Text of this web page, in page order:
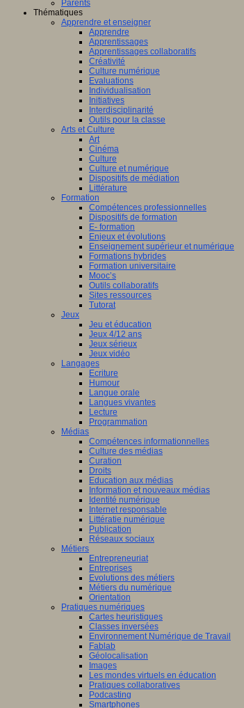
Parents
Thématiques
Apprendre et enseigner
Apprendre
Apprentissages
Apprentissages collaboratifs
Créativité
Culture numérique
Evaluations
Individualisation
Initiatives
Interdisciplinarité
Outils pour la classe
Arts et Culture
Art
Cinéma
Culture
Culture et numérique
Dispositifs de médiation
Littérature
Formation
Compétences professionnelles
Dispositifs de formation
E- formation
Enjeux et évolutions
Enseignement supérieur et numérique
Formations hybrides
Formation universitaire
Mooc’s
Outils collaboratifs
Sites ressources
Tutorat
Jeux
Jeu et éducation
Jeux 4/12 ans
Jeux sérieux
Jeux vidéo
Langages
Ecriture
Humour
Langue orale
Langues vivantes
Lecture
Programmation
Médias
Compétences informationnelles
Culture des médias
Curation
Droits
Education aux médias
Information et nouveaux médias
Identité numérique
Internet responsable
Littératie numérique
Publication
Réseaux sociaux
Métiers
Entrepreneuriat
Entreprises
Evolutions des métiers
Métiers du numérique
Orientation
Pratiques numériques
Cartes heuristiques
Classes inversées
Environnement Numérique de Travail
Fablab
Géolocalisation
Images
Les mondes virtuels en éducation
Pratiques collaboratives
Podcasting
Smartphones